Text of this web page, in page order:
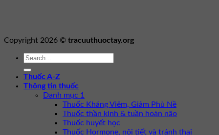
Copyright 2026 © tracuuthuoctay.org
Thuốc A-Z
Thông tin thuốc
Danh mục 1
Thuốc Kháng Viêm, Giảm Phù Nề
Thuốc thần kinh & tuần hoàn não
Thuốc huyết học
Thuốc Hormone, nội tiết và tránh thai